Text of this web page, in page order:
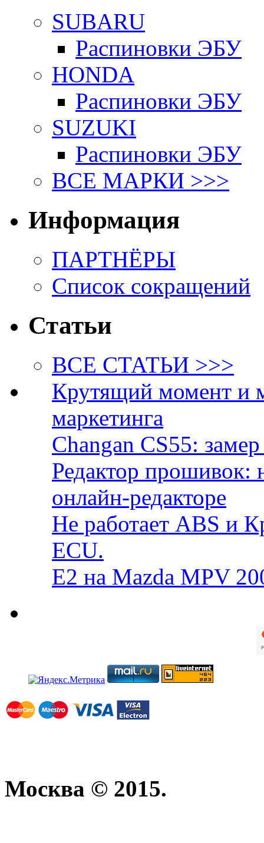
SUBARU
Распиновки ЭБУ
HONDA
Распиновки ЭБУ
SUZUKI
Распиновки ЭБУ
ВСЕ МАРКИ >>>
Информация
ПАРТНЁРЫ
Список сокращений
Статьи
ВСЕ СТАТЬИ >>>
Крутящий момент и
маркетинга
Changan CS55:
Редактор прошивок:
онлайн-редакторе
Не работает ABS и
ECU.
E2 на Mazda MPV
Москва © 2015.